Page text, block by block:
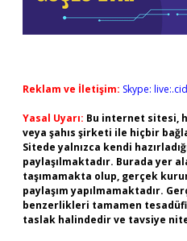
Reklam ve İletişim: Skype:
Yasal Uyarı: Bu internet sitesi,
veya şahıs şirketi ile hiçbir
Sitede yalnızca kendi
paylaşılmaktadır. Burada yer
taşımamakta olup, gerçek
paylaşım yapılmamaktadır.
benzerlikleri tamamen
taslak halindedir ve tavsiye